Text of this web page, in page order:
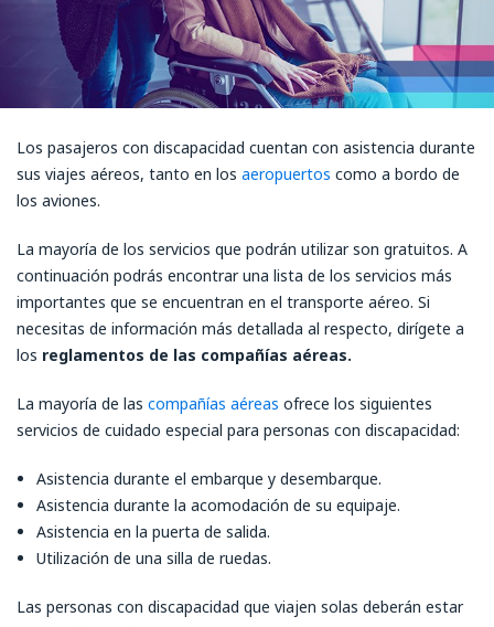
Los pasajeros con discapacidad cuentan con asistencia durante
sus viajes aéreos, tanto en los aeropuertos como a bordo de
los aviones.
La mayoría de los servicios que podrán utilizar son gratuitos. A
continuación podrás encontrar una lista de los servicios más
importantes que se encuentran en el transporte aéreo. Si
necesitas de información más detallada al respecto, dirígete a
los reglamentos de las compañías aéreas.
La mayoría de las compañías aéreas ofrece los siguientes
servicios de cuidado especial para personas con discapacidad:
Asistencia durante el embarque y desembarque.
Asistencia durante la acomodación de su equipaje.
Asistencia en la puerta de salida.
Utilización de una silla de ruedas.
Las personas con discapacidad que viajen solas deberán estar